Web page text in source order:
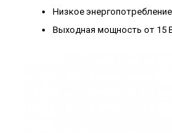
Низкое
Выходная мощность от 15